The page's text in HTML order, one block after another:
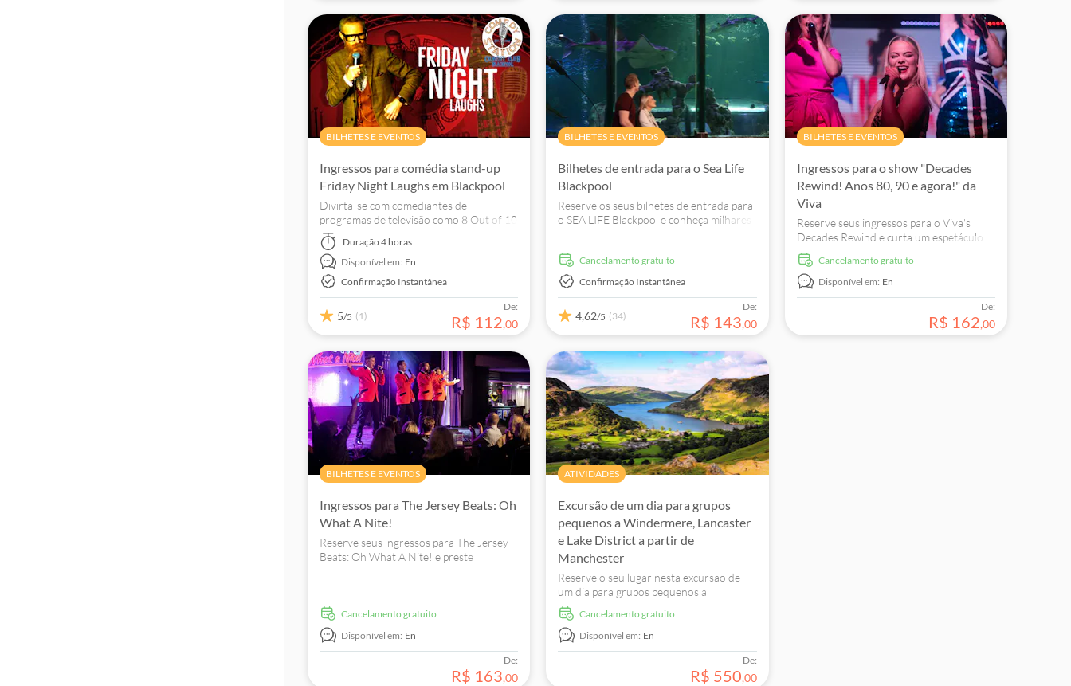
BILHETES E EVENTOS
Ingressos para comédia stand-up
Friday Night Laughs em Blackpool
Divirta-se com comediantes de
programas de televisão como 8 Out of 10
Cats, ao vivo no Apollo e descubra a
noite mais divertida de Blackpool, desde
2002
Duração4 horas
Disponível em: En
Confirmação Instantânea
5/5 (1)
De:
R$ 112,00
BILHETES E EVENTOS
Bilhetes de entrada para o Sea Life
Blackpool
Reserve os seus bilhetes de entrada para
o SEA LIFE Blackpool e conheça milhares
Cancelamento gratuito
Confirmação Instantânea
4,62/5 (34)
De:
R$ 143,00
BILHETES E EVENTOS
Ingressos para o show "Decades
Rewind! Anos 80, 90 e agora!" da
Viva
Reserve seus ingressos para o Viva's
Decades Rewind e curta um espetáculo
de cabaré dos anos 80, 90 e atual, com
lantejoulas, penas e muita classe. Vai ser
só canto e dança.
Cancelamento gratuito
Disponível em: En
De:
R$ 162,00
BILHETES E EVENTOS
Ingressos para The Jersey Beats: Oh
What A Nite!
Reserve seus ingressos para The Jersey
Beats: Oh What A Nite! e preste
Cancelamento gratuito
Disponível em: En
De:
R$ 163,00
ATIVIDADES
Excursão de um dia para grupos
pequenos a Windermere, Lancaster
e Lake District a partir de
Manchester
Reserve o seu lugar nesta excursão de
um dia para grupos pequenos a
Windermere, Lancaster e Lake District, a
partir de Manchester, e desfrute de um
dia a explorar os locais mais adorados de
Inglaterra.
Cancelamento gratuito
Disponível em: En
De:
R$ 550,00